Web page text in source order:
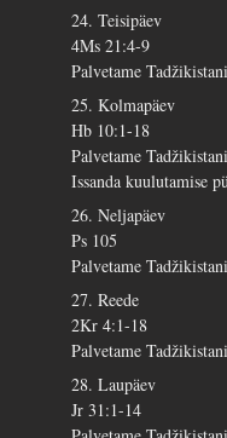
24. Teisipäev
4Ms 21:4-9
Palvetame
25. Kolmapäev
Hb 10:1-18
Palvetame
Issanda kuulutamise
26. Neljapäev
Ps 105
Palvetame
27. Reede
2Kr 4:1-18
Palvetame
28. Laupäev
Jr 31:1-14